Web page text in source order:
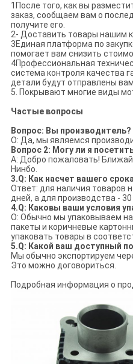
1После того, как вы
заказ, сообщаем вам о
получите его.
2- Доставить товары нашим
3Единая платформа по
помогает вам снизить
4Профессиональная
система контроля качества
детали будут отправлены
5. Покрывают многие виды
Частые вопросы
Вопрос: Вы производитель?
О: Да, мы являемся
Вопрос 2: Могу ли я
А: Добро пожаловать!
Нинбо.
3.Q: Как насчет вашего
Ответ: для наличия товаров
дней, а для производства -
4.Q: Каковы ваши условия
О: Обычно мы упаковываем
пакеты и коричневые
упаковать товары в
5.Q: Какой ваш доступный
Мы обычно экспортируем
Это можно договориться.
Подробная информация о